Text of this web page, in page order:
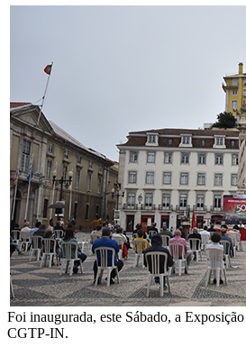
Foi inaugurada, este Sábado, a
CGTP-IN.